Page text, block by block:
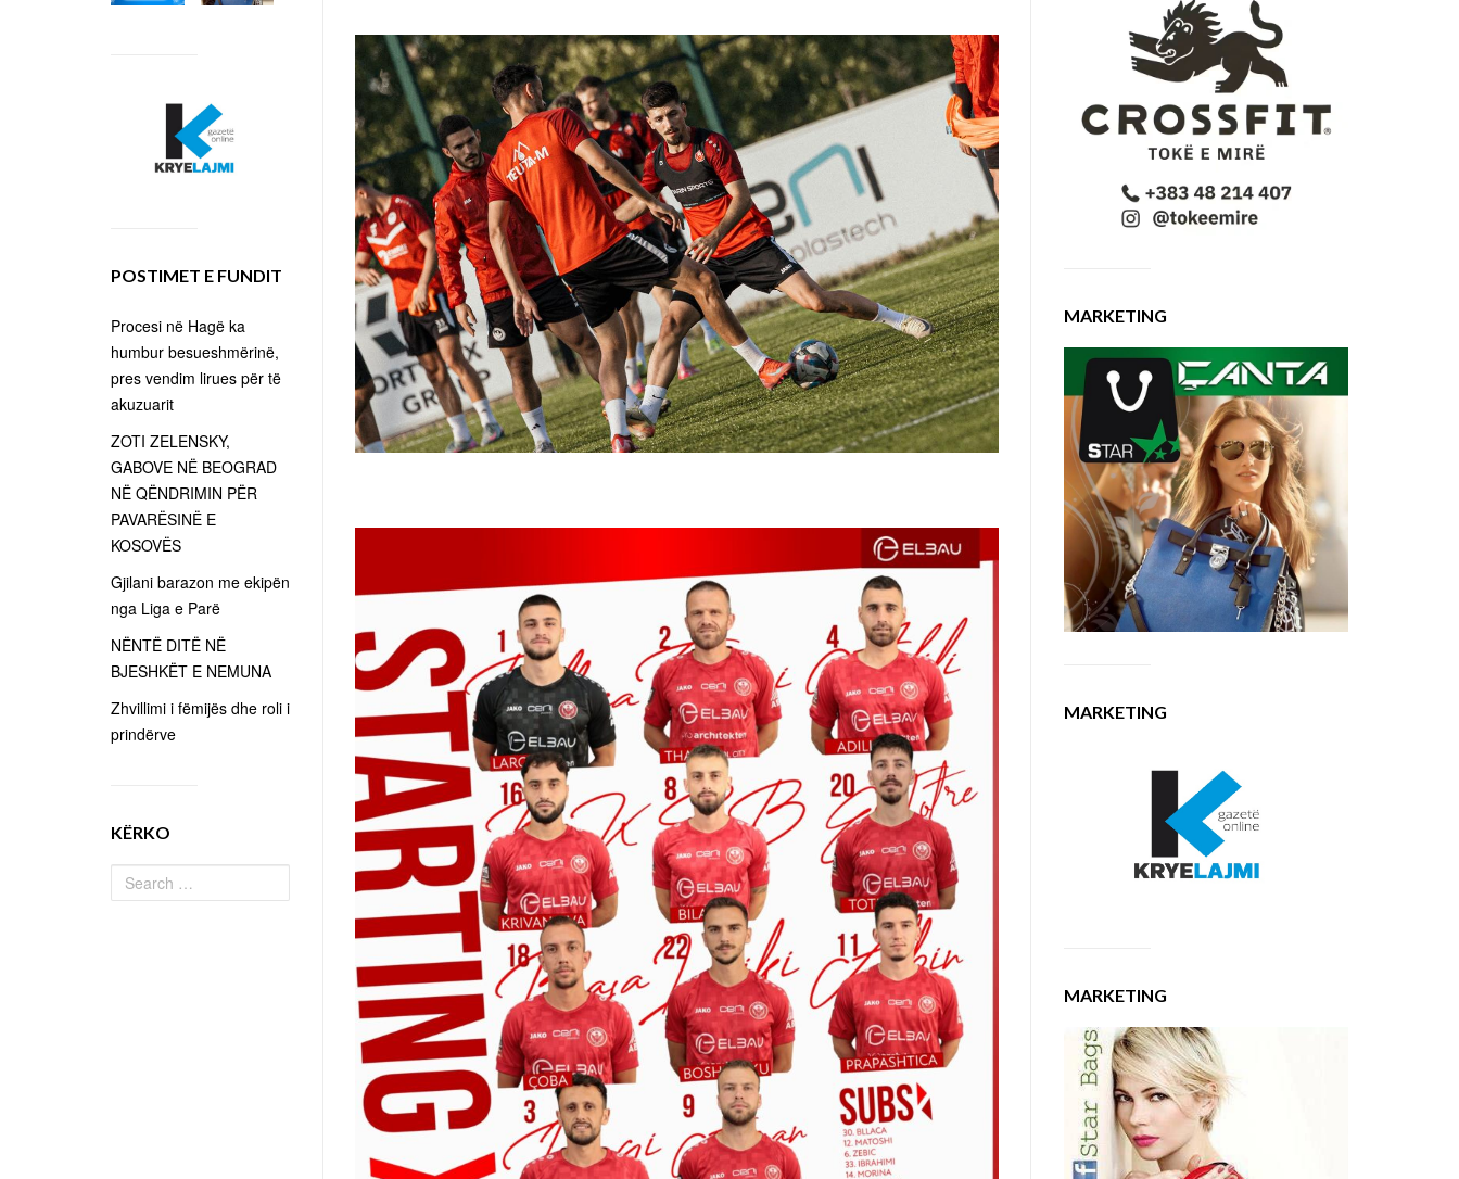
MARKETING
MARKETING
MARKETING
POSTIMET E FUNDIT
Procesi në Hagë ka
humbur besueshmërinë,
pres vendim lirues për të
akuzuarit
ZOTI ZELENSKY,
GABOVE NË BEOGRAD
NË QËNDRIMIN PËR
PAVARËSINË E
KOSOVËS
Gjilani barazon me ekipën
nga Liga e Parë
NËNTË DITË NË
BJESHKËT E NEMUNA
Zhvillimi i fëmijës dhe roli i
prindërve
KËRKO